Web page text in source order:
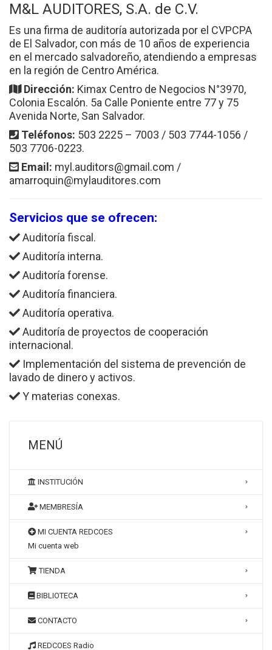
M&L AUDITORES, S.A. de C.V.
Es una firma de auditoría autorizada por el CVPCPA
de El Salvador, con más de 10 años de experiencia
en el mercado salvadoreño, atendiendo a empresas
en la región de Centro América.
Dirección: Kimax Centro de Negocios N°3970,
Colonia Escalón. 5a Calle Poniente entre 77 y 75
Avenida Norte, San Salvador.
Teléfonos: 503 2225 – 7003 / 503 7744-1056 /
503 7706-0223.
Email: myl.auditors@gmail.com /
amarroquin@mylauditores.com
Servicios que se ofrecen:
Auditoría fiscal.
Auditoría interna.
Auditoría forense.
Auditoría financiera.
Auditoría operativa.
Auditoría de proyectos de cooperación
internacional.
Implementación del sistema de prevención de
lavado de dinero y activos.
Y materias conexas.
MENÚ
INSTITUCIÓN
MEMBRESÍA
MI CUENTA REDCOES
Mi cuenta web
TIENDA
BIBLIOTECA
CONTACTO
REDCOES Radio